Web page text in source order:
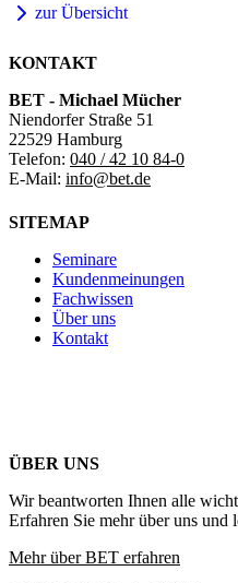
zur Übersicht
KONTAKT
BET - Michael Mücher
Niendorfer Straße 51
22529 Hamburg
Telefon: 040 / 42 10 84-0
E-Mail: info@bet.de
SITEMAP
Seminare
Kundenmeinungen
Fachwissen
Über uns
Kontakt
ÜBER UNS
Wir beantworten Ihnen alle
Erfahren Sie mehr über uns und
Mehr über BET erfahren